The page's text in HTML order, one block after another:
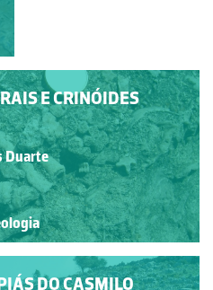
E CRINÓIDES
Duarte
DO CASMILO